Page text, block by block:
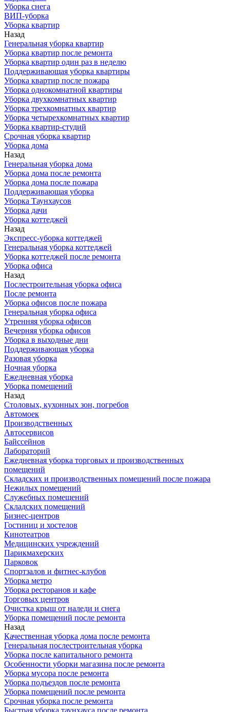
Уборка снега
ВИП-уборка
Уборка квартир
Назад
Генеральная уборка квартир
Уборка квартир после ремонта
Уборка квартир один раз в неделю
Поддерживающая уборка квартиры
Уборка квартир после пожара
Уборка однокомнатной квартиры
Уборка двухкомнатных квартир
Уборка трехкомнатных квартир
Уборка четырехкомнатных квартир
Уборка квартир-студий
Срочная уборка квартир
Уборка дома
Назад
Генеральная уборка дома
Уборка дома после ремонта
Уборка дома после пожара
Поддерживающая уборка
Уборка Таунхаусов
Уборка дачи
Уборка коттеджей
Назад
Экспресс-уборка коттеджей
Генеральная уборка коттеджей
Уборка коттеджей после ремонта
Уборка офиса
Назад
Послестроительная уборка офиса
После ремонта
Уборка офисов после пожара
Генеральная уборка офиса
Утренняя уборка офисов
Вечерняя уборка офисов
Уборка в выходные дни
Поддерживающая уборка
Разовая уборка
Ночная уборка
Ежедневная уборка
Уборка помещений
Назад
Столовых, кухонных зон, погребов
Автомоек
Производственных
Автосервисов
Байссейнов
Лабораторий
Ежедневная уборка торговых и производственных
помещений
Складских и производственных помещений после пожара
Нежилых помещений
Служебных помещений
Складских помещений
Бизнес-центров
Гостиниц и хостелов
Кинотеатров
Медицинских учреждений
Парикмахерских
Парковок
Спортзалов и фитнес-клубов
Уборка метро
Уборка ресторанов и кафе
Торговых центров
Очистка крыш от наледи и снега
Уборка помещений после ремонта
Назад
Качественная уборка дома после ремонта
Генеральная послестроительная уборка
Уборка после капитального ремонта
Особенности уборки магазина после ремонта
Уборка мусора после ремонта
Уборка подъездов после ремонта
Уборка помещений после ремонта
Срочная уборка после ремонта
Быстрая уборка таунхауса после ремонта